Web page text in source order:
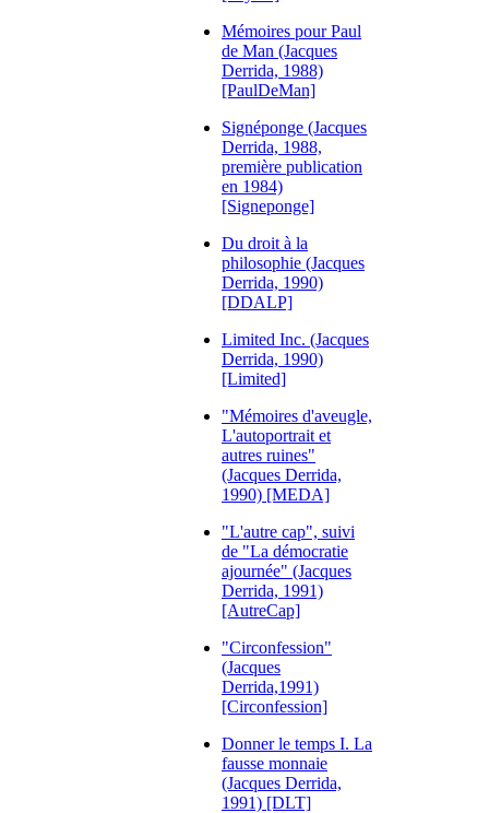
Mémoires pour Paul
de Man (Jacques
Derrida, 1988)
[PaulDeMan]
Signéponge (Jacques
Derrida, 1988,
première publication
en 1984)
[Signeponge]
Du droit à la
philosophie (Jacques
Derrida, 1990)
[DDALP]
Limited Inc. (Jacques
Derrida, 1990)
[Limited]
"Mémoires d'aveugle,
L'autoportrait et
autres ruines"
(Jacques Derrida,
1990) [MEDA]
"L'autre cap", suivi
de "La démocratie
ajournée" (Jacques
Derrida, 1991)
[AutreCap]
"Circonfession"
(Jacques
Derrida,1991)
[Circonfession]
Donner le temps I. La
fausse monnaie
(Jacques Derrida,
1991) [DLT]